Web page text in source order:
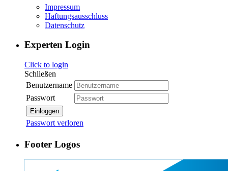
Impressum
Haftungsausschluss
Datenschutz
Experten Login
Click to login
Schließen
Benutzername
Passwort
Einloggen
Passwort verloren
Footer Logos